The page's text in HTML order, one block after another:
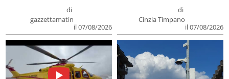
di
gazzettamatin
il 07/08/2026
di
Cinzia Timpano
il 07/08/2026